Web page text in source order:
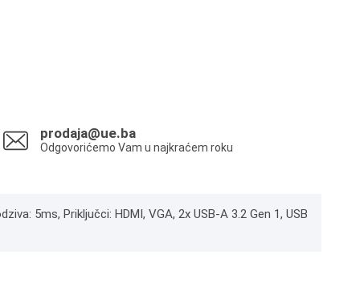
prodaja@ue.ba
Odgovorićemo Vam u najkraćem roku
5ms, Priključci: HDMI, VGA, 2x USB-A 3.2 Gen 1, USB